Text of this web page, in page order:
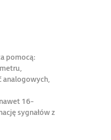
pomocą:
analogowych,
16-
sygnałów z